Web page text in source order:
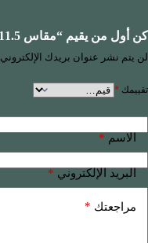
كن أول من يقيم “مقاس 11.5”
لن يتم نشر عنوان بريدك الإلكتروني.
تقييمك *
الاسم*
البريد الإلكتروني*
مراجعتك *